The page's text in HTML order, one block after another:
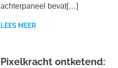
achterpaneel bevat[…]
LEES MEER
Pixelkracht ontketend: